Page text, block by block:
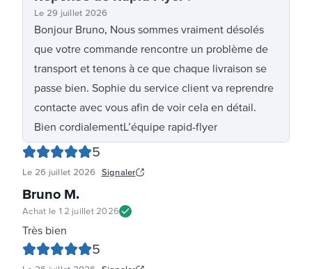
Le 29 juillet 2026
Bonjour Bruno, Nous sommes vraiment désolés
que votre commande rencontre un problème de
transport et tenons à ce que chaque livraison se
passe bien. Sophie du service client va reprendre
contacte avec vous afin de voir cela en détail.
Bien cordialementL’équipe rapid-flyer
5
Le 26 juillet 2026 Signaler
Bruno M.
Achat le 12 juillet 2026
Très bien
5